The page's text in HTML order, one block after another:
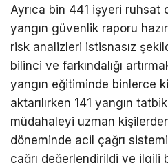
Ayrıca bin 441 işyeri ruhsat
yangın güvenlik raporu
risk analizleri istisnasız
bilinci ve farkındalığı
yangın eğitiminde binlerce
aktarılırken 141 yangın
müdahaleyi uzman
döneminde acil çağrı
çağrı değerlendirildi ve ilgili